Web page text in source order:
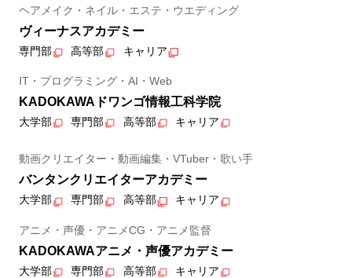
ヘアメイク・ネイル・エステ・ウエディング
ヴィーナスアカデミー
専門部 高等部 キャリア
IT・プログラミング・AI・Web
KADOKAWAドワンゴ情報工科学院
大学部 専門部 高等部 キャリア
動画クリエイター・動画編集・VTuber・歌い手
バンタンクリエイターアカデミー
大学部 専門部 高等部 キャリア
アニメ・声優・アニメCG・アニメ監督
KADOKAWAアニメ・声優アカデミー
大学部 専門部 高等部 キャリア